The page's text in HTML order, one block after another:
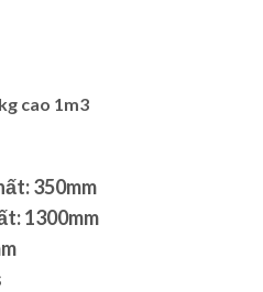
cao 1m3
350mm
1300mm